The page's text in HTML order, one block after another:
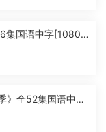
集国语中字[1080
》全52集国语中字